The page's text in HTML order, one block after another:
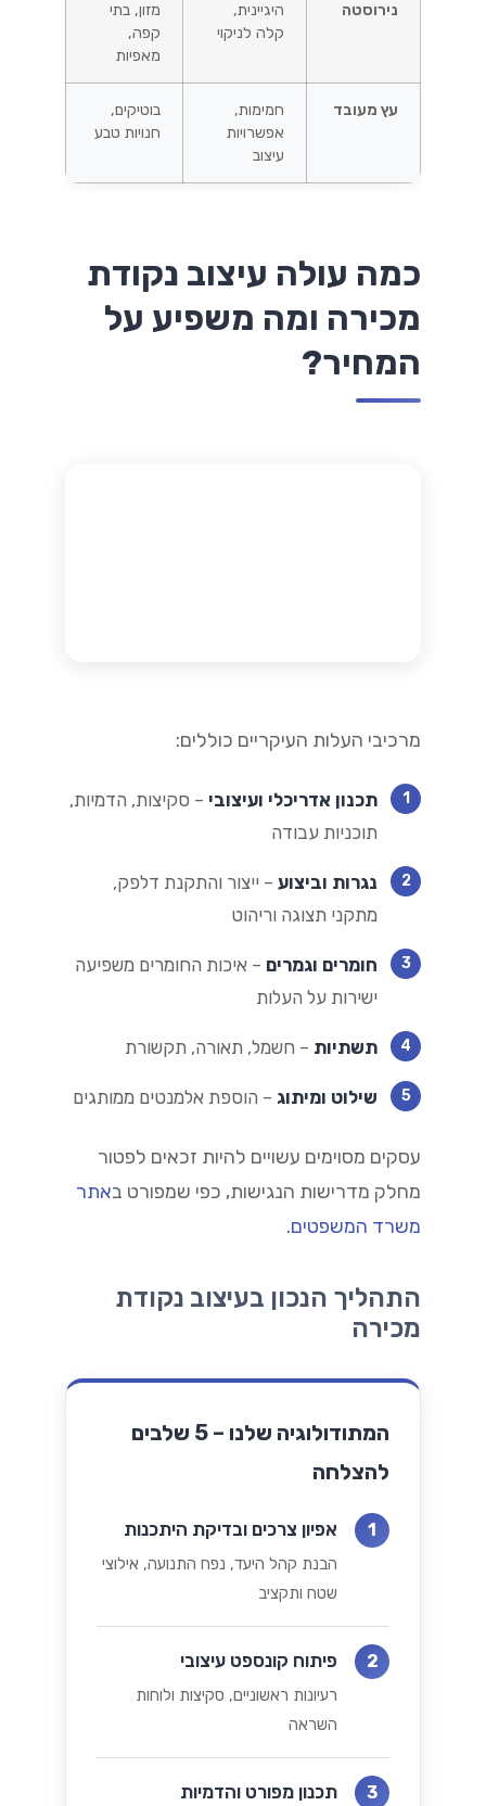
נירוסטה
היגיינית,
קלה לניקוי
מזון, בתי
קפה,
מאפיות
עץ מעובד
חמימות,
אפשרויות
עיצוב
בוטיקים,
חנויות טבע
כמה עולה עיצוב נקודת
מכירה ומה משפיע על
המחיר?
מרכיבי העלות העיקריים כוללים:
1 תכנון אדריכלי ועיצובי – סקיצות, הדמיות,
תוכניות עבודה
2 נגרות וביצוע – ייצור והתקנת דלפק,
מתקני תצוגה וריהוט
3 חומרים וגמרים – איכות החומרים משפיעה
ישירות על העלות
4 תשתיות – חשמל, תאורה, תקשורת
5 שילוט ומיתוג – הוספת אלמנטים ממותגים
עסקים מסוימים עשויים להיות זכאים לפטור
מחלק מדרישות הנגישות, כפי שמפורט באתר
משרד המשפטים.
התהליך הנכון בעיצוב נקודת
מכירה
המתודולוגיה שלנו – 5 שלבים
להצלחה
1 אפיון צרכים ובדיקת היתכנות
הבנת קהל היעד, נפח התנועה, אילוצי
שטח ותקציב
2 פיתוח קונספט עיצובי
רעיונות ראשוניים, סקיצות ולוחות
השראה
3 תכנון מפורט והדמיות